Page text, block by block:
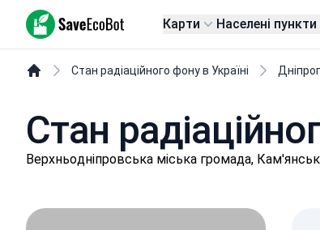
SaveEcoBot Карти Населені пункти
Стан радіаційного фону в Україні
Стан
Вepхньoдніпpoвськa міська громада,